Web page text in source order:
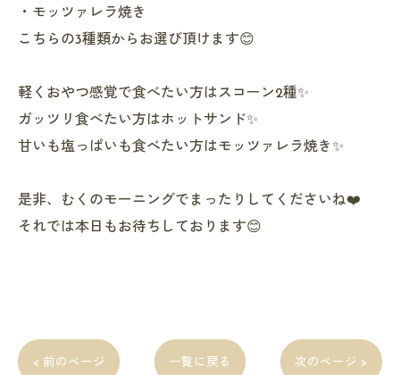
・モッツァレラ焼き
こちらの3種類からお選び頂けます😊
軽くおやつ感覚で食べたい方はスコーン2種✨
ガッツリ食べたい方はホットサンド✨
甘いも塩っぱいも食べたい方はモッツァレラ焼き✨
是非、むくのモーニングでまったりしてくださいね❤️
それでは本日もお待ちしております😊
< 前のページ 一覧に戻る 次のページ >